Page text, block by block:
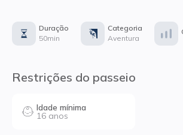
Duração
50min
Categoria
Aventura
Restrições do passeio
Idade mínima
16 anos